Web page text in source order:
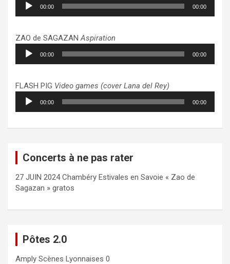
audio
00:00 00:00
ZAO de SAGAZANAspiration
Lecteur
audio
00:00 00:00
FLASH PIG Video games (cover Lana del Rey)
Lecteur
audio
00:00 00:00
Concerts à ne pas rater
27 JUIN 2024 Chambéry Estivales en Savoie « Zao de
Sagazan » gratos
Pôtes 2.0
Amply Scènes Lyonnaises 0